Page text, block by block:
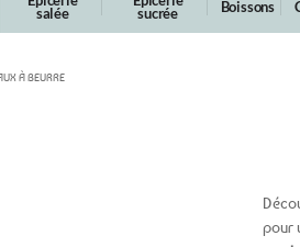
salée sucrée Boissons
À BEURRE
pour